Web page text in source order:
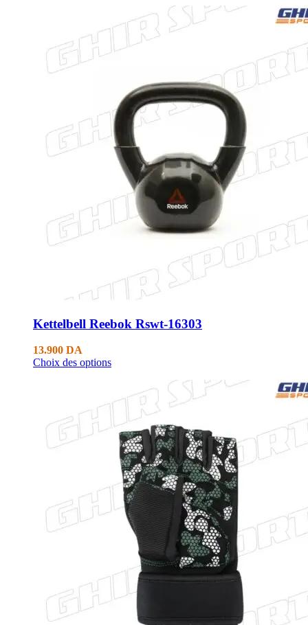
Kettelbell Reebok Rswt-16303
13.900 DA
Choix des options